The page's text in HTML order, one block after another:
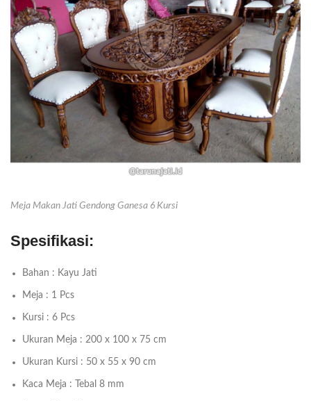
Meja Makan Jati Gendong Ganesa 6 Kursi
Spesifikasi:
Bahan : Kayu Jati
Meja : 1 Pcs
Kursi : 6 Pcs
Ukuran Meja : 200 x 100 x 75 cm
Ukuran Kursi : 50 x 55 x 90 cm
Kaca Meja : Tebal 8 mm